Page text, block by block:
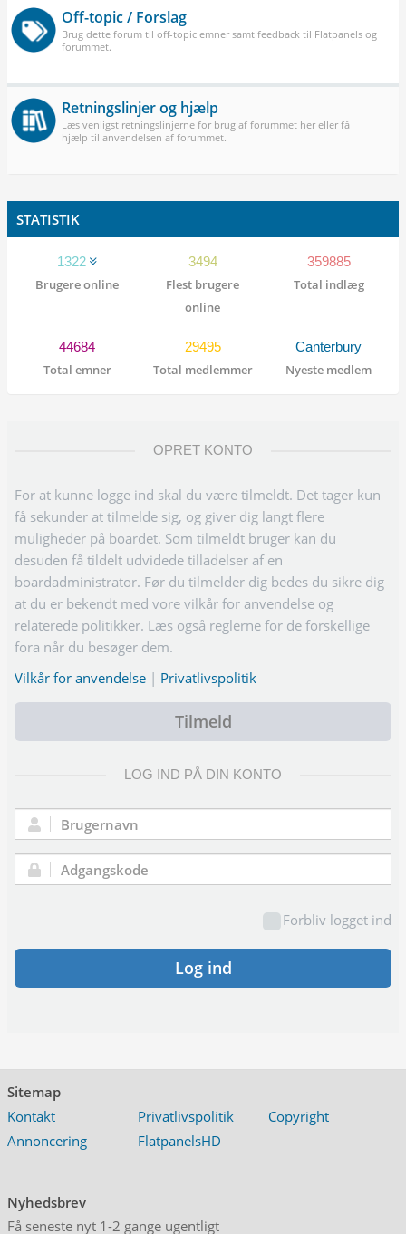
Off-topic / Forslag
Brug dette forum til off-topic emner samt feedback til Flatpanels og
forummet.
Retningslinjer og hjælp
Læs venligst retningslinjerne for brug af forummet her eller få
hjælp til anvendelsen af forummet.
STATISTIK
1322
Brugere online
3494
Flest brugere
online
359885
Total indlæg
44684
Total emner
29495
Total medlemmer
Canterbury
Nyeste medlem
OPRET KONTO
For at kunne logge ind skal du være tilmeldt. Det tager kun
få sekunder at tilmelde sig, og giver dig langt flere
muligheder på boardet. Som tilmeldt bruger kan du
desuden få tildelt udvidede tilladelser af en
boardadministrator. Før du tilmelder dig bedes du sikre dig
at du er bekendt med vore vilkår for anvendelse og
relaterede politikker. Læs også reglerne for de forskellige
fora når du besøger dem.
Vilkår for anvendelse | Privatlivspolitik
Tilmeld
LOG IND PÅ DIN KONTO
Brugernavn:
Adgangskode:
Forbliv logget ind
Log ind
Sitemap
Kontakt
Privatlivspolitik
Copyright
Annoncering
FlatpanelsHD
Nyhedsbrev
Få seneste nyt 1-2 gange ugentligt